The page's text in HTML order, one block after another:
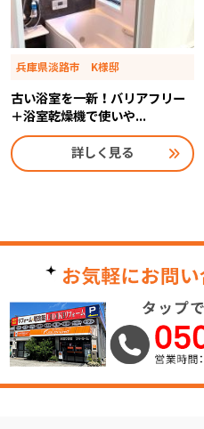
兵庫県淡路市 K様邸
古い浴室を一新！バリアフリー
＋浴室乾燥機で使いや...
詳しく見る